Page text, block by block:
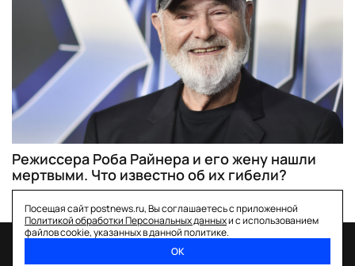
Режиссера Роба Райнера и его жену нашли
мертвыми. Что известно об их гибели?
Посещая сайт postnews.ru, Вы соглашаетесь с приложенной
Политикой обработки Персональных данныхи с использованием
файлов cookie, указанных в данной политике.
ОК